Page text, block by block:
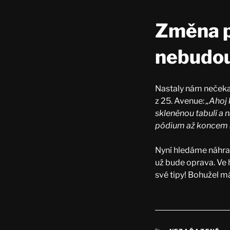
Změna
Nastaly nám
z 25. Avenue:„Ahoj
skleněnou tabulí a
pódium až koncem
Nyní hledáme
už bude oprava.
své tipy! Bohužel